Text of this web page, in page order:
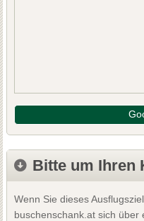
Bitte um Ihren
Wenn Sie dieses
buschenschank.at sich über